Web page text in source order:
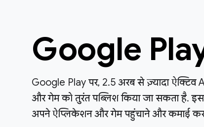
Google
Google Play पर, 2.5 अरब से ज़्यादा ऐक्टिव
और गेम को तुरंत पब्लिश किया जा सकता है.
अपने ऐप्लिकेशन और गेम पहुंचाने और कमाई